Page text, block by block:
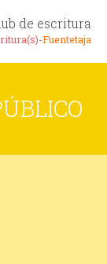
de escritura
Fuentetaja